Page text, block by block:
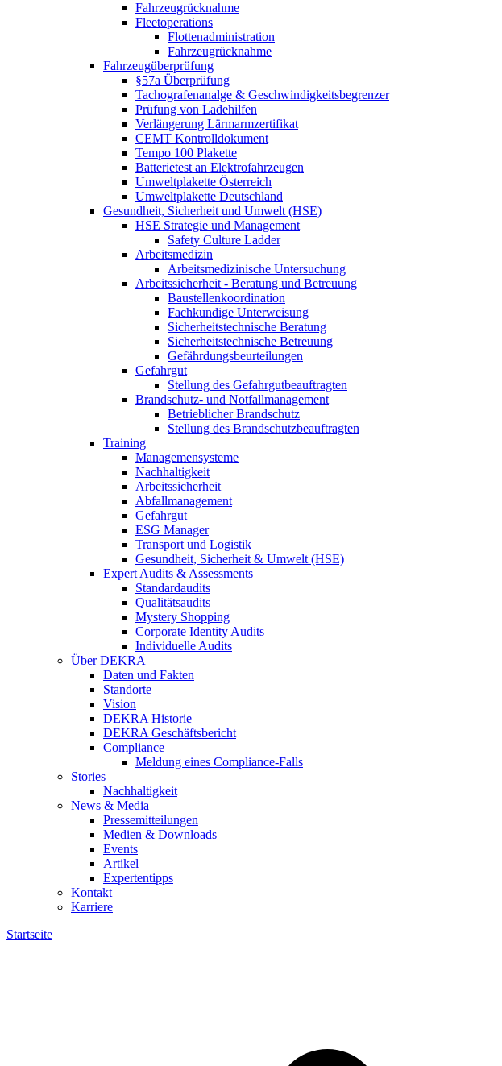
Fahrzeugrücknahme
Fleetoperations
Flottenadministration
Fahrzeugrücknahme
Fahrzeugüberprüfung
§57a Überprüfung
Tachografenanalge & Geschwindigkeitsbegrenzer
Prüfung von Ladehilfen
Verlängerung Lärmarmzertifikat
CEMT Kontrolldokument
Tempo 100 Plakette
Batterietest an Elektrofahrzeugen
Umweltplakette Österreich
Umweltplakette Deutschland
Gesundheit, Sicherheit und Umwelt (HSE)
HSE Strategie und Management
Safety Culture Ladder
Arbeitsmedizin
Arbeitsmedizinische Untersuchung
Arbeitssicherheit - Beratung und Betreuung
Baustellenkoordination
Fachkundige Unterweisung
Sicherheitstechnische Beratung
Sicherheitstechnische Betreuung
Gefährdungsbeurteilungen
Gefahrgut
Stellung des Gefahrgutbeauftragten
Brandschutz- und Notfallmanagement
Betrieblicher Brandschutz
Stellung des Brandschutzbeauftragten
Training
Managemensysteme
Nachhaltigkeit
Arbeitssicherheit
Abfallmanagement
Gefahrgut
ESG Manager
Transport und Logistik
Gesundheit, Sicherheit & Umwelt (HSE)
Expert Audits & Assessments
Standardaudits
Qualitätsaudits
Mystery Shopping
Corporate Identity Audits
Individuelle Audits
Über DEKRA
Daten und Fakten
Standorte
Vision
DEKRA Historie
DEKRA Geschäftsbericht
Compliance
Meldung eines Compliance-Falls
Stories
Nachhaltigkeit
News & Media
Pressemitteilungen
Medien & Downloads
Events
Artikel
Expertentipps
Kontakt
Karriere
Startseite